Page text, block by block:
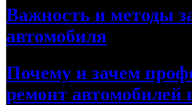
Важность и методы
автомобиля
Почему и зачем
ремонт автомобилей